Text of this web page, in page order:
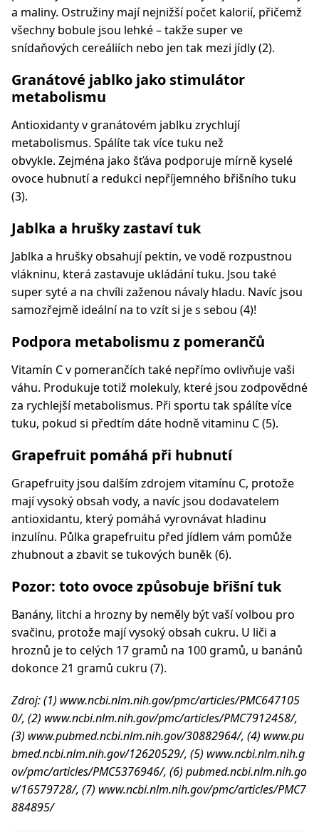
a maliny. Ostružiny mají nejnižší počet kalorií, přičemž
všechny bobule jsou lehké – takže super ve
snídaňových cereáliích nebo jen tak mezi jídly (2).
Granátové jablko jako stimulátor
metabolismu
Antioxidanty v granátovém jablku zrychlují
metabolismus. Spálíte tak více tuku než
obvykle. Zejména jako šťáva podporuje mírně kyselé
ovoce hubnutí a redukci nepříjemného břišního tuku
(3).
Jablka a hrušky zastaví tuk
Jablka a hrušky obsahují pektin, ve vodě rozpustnou
vlákninu, která zastavuje ukládání tuku. Jsou také
super syté a na chvíli zaženou návaly hladu. Navíc jsou
samozřejmě ideální na to vzít si je s sebou (4)!
Podpora metabolismu z pomerančů
Vitamín C v pomerančích také nepřímo ovlivňuje vaši
váhu. Produkuje totiž molekuly, které jsou zodpovědné
za rychlejší metabolismus. Při sportu tak spálíte více
tuku, pokud si předtím dáte hodně vitaminu C (5).
Grapefruit pomáhá při hubnutí
Grapefruity jsou dalším zdrojem vitamínu C, protože
mají vysoký obsah vody, a navíc jsou dodavatelem
antioxidantu, který pomáhá vyrovnávat hladinu
inzulínu. Půlka grapefruitu před jídlem vám pomůže
zhubnout a zbavit se tukových buněk (6).
Pozor: toto ovoce způsobuje břišní tuk
Banány, litchi a hrozny by neměly být vaší volbou pro
svačinu, protože mají vysoký obsah cukru. U liči a
hroznů je to celých 17 gramů na 100 gramů, u banánů
dokonce 21 gramů cukru (7).
Zdroj: (1) www.ncbi.nlm.nih.gov/pmc/articles/PMC647105
0/, (2) www.ncbi.nlm.nih.gov/pmc/articles/PMC7912458/,
(3) www.pubmed.ncbi.nlm.nih.gov/30882964/, (4) www.pu
bmed.ncbi.nlm.nih.gov/12620529/, (5) www.ncbi.nlm.nih.g
ov/pmc/articles/PMC5376946/, (6) pubmed.ncbi.nlm.nih.go
v/16579728/, (7) www.ncbi.nlm.nih.gov/pmc/articles/PMC7
884895/